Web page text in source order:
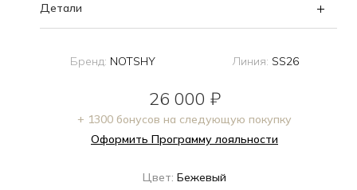
Детали
Бренд: NOTSHY Линия: SS26
26 000 ₽
+ 1300 бонусов на следующую покупку
Оформить Программу лояльности
Цвет: Бежевый